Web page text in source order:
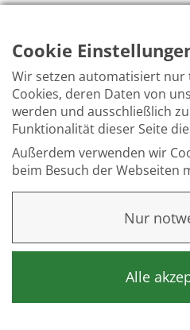
Cookie
Wir setzen automatisiert nur
Cookies, deren Daten von
werden und ausschließlich
Funktionalität dieser Seite
Außerdem verwenden wir
beim Besuch der Webseiten
Interesse unserer Besucher
eine Identifikation Ihrer
Weitere Informationen
Nur
Alle